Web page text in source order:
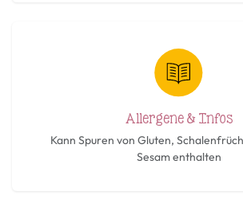
Allergene & Infos
Kann Spuren von Gluten,
Sesam enthalten